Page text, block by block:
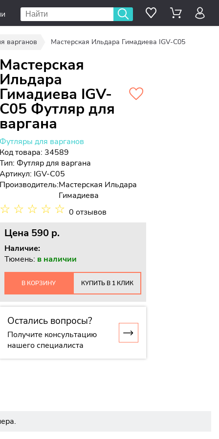
варганов Мастерская Ильдара Гимадиева IGV-C05
Мастерская
Ильдара
Гимадиева IGV-
C05 Футляр для
варгана
Футляры для варганов
Код товара: 34589
Тип: Футляр для варгана
Артикул: IGV-C05
Производитель:Мастерская Ильдара
Гимадиева
☆ ☆ ☆ ☆ ☆ 0 отзывов
Цена 590 p.
Наличие:
Тюмень: в наличии
В КОРЗИНУ КУПИТЬ В 1 КЛИК
Остались вопросы?
Получите консультацию
нашего специалиста